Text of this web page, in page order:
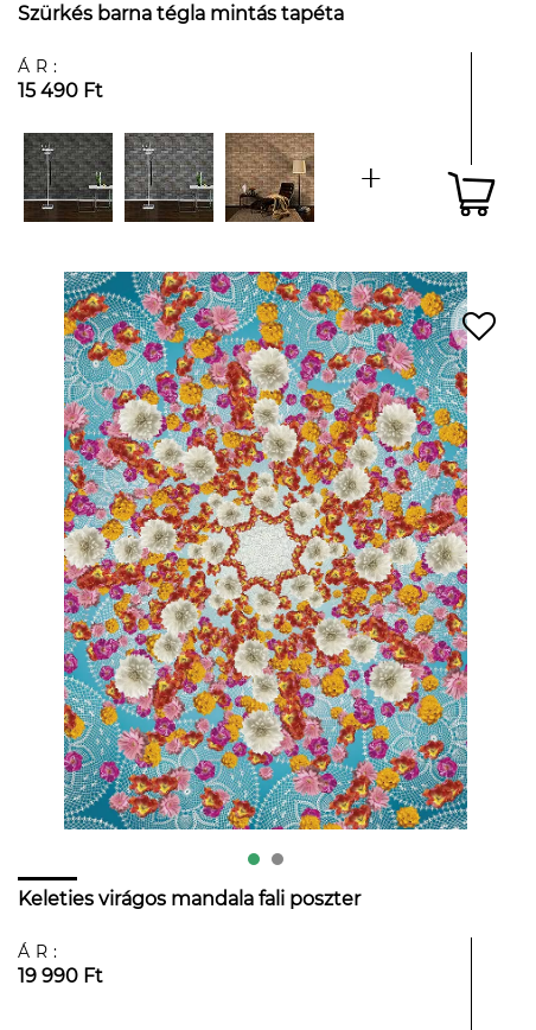
Szürkés barna tégla mintás tapéta
ÁR:
15 490 Ft
Keleties virágos mandala fali poszter
ÁR:
19 990 Ft